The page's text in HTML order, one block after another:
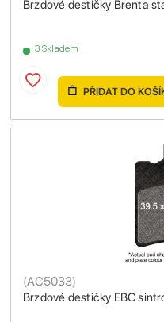
Brzdové destičky Brenta
3 Skladem
PŘIDAT DO
Brzdové destičky EBC
(AC5033)